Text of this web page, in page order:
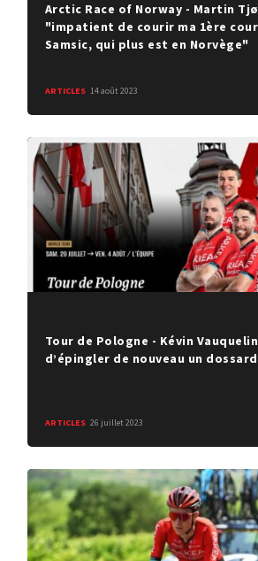
Arctic Race of Norway - Martin
"impatient de courir ma 1ère
Samsic, qui plus est en Norvège"
ARTICLES 14 août 2023
Tour de Pologne - Kévin
d’épingler de nouveau un dossard
ARTICLES 26 juillet 2023